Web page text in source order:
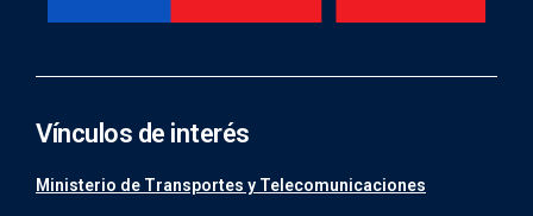
Vínculos de interés
Ministerio de Transportes y Telecomunicaciones